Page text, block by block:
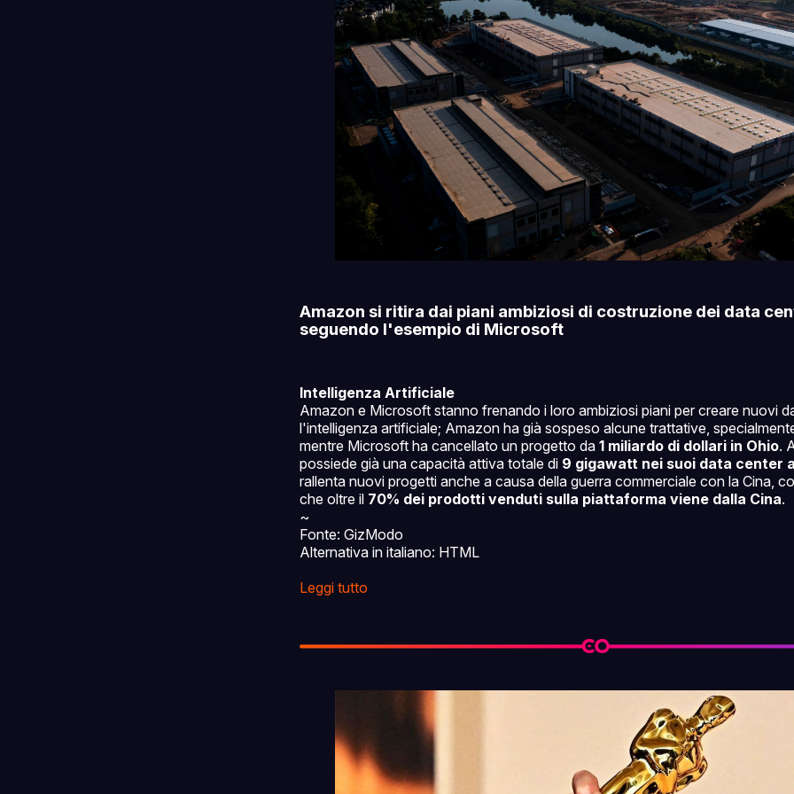
Amazon si ritira dai piani ambiziosi di costruzione dei data
seguendo l'esempio di Microsoft
Intelligenza Artificiale
Amazon e Microsoft stanno frenando i loro ambiziosi piani per creare nuovi
l'intelligenza artificiale; Amazon ha già sospeso alcune trattative,
mentre Microsoft ha cancellato un progetto da 1 miliardo di dollari in Ohio.
possiede già una capacità attiva totale di 9 gigawatt nei suoi data center
rallenta nuovi progetti anche a causa della guerra commerciale con la Cina,
che oltre il 70% dei prodotti venduti sulla piattaforma viene dalla Cina.
~
Fonte: GizModo
Alternativa in italiano: HTML
Leggi tutto